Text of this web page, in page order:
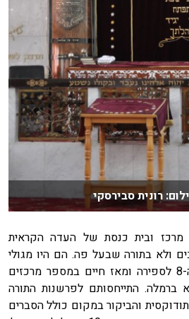
רונית סבירסקי
מרכז ובית כנסת של העדה הקראית
ולא בתורה שבעל פה. הם היו מגולי
בבל שעלו לארץ במאה ה-8 לספירה ומאז חיים במספר מרכזים
ברמלה. התייחסותם לפרשנות התורה
והביקור במקום כולל הסברים